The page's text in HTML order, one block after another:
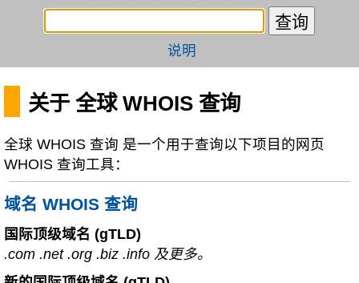
说明
关于 全球 WHOIS 查询
全球 WHOIS 查询 是一个用于查询以下项目的网页
WHOIS 查询工具：
域名 WHOIS 查询
国际顶级域名 (gTLD)
.com .net .org .biz .info 及更多。